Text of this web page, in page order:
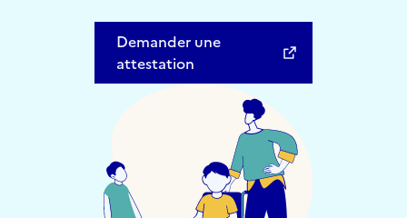
Demander une
attestation